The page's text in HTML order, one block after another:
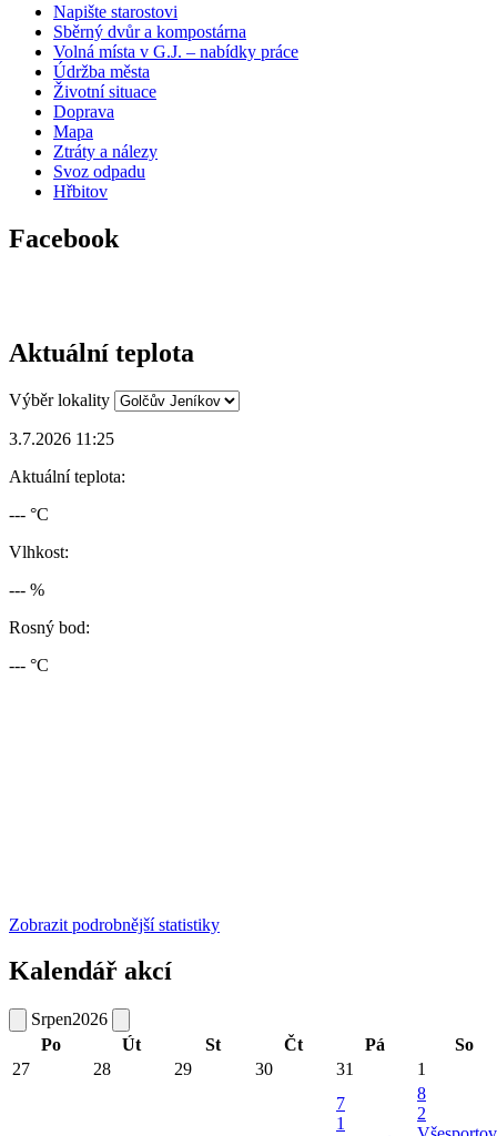
Napište starostovi
Sběrný dvůr a kompostárna
Volná místa v G.J. – nabídky práce
Údržba města
Životní situace
Doprava
Mapa
Ztráty a nálezy
Svoz odpadu
Hřbitov
Facebook
Aktuální teplota
Výběr lokality
3.7.2026 11:25
Aktuální teplota:
--- °C
Vlhkost:
--- %
Rosný bod:
--- °C
Zobrazit podrobnější statistiky
Kalendář akcí
Srpen2026
Po
Út St Čt Pá
So
27
28 29 30 31 1
7
1
8
2